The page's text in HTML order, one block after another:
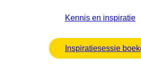
Kennis en inspiratie
Inspiratiesessie